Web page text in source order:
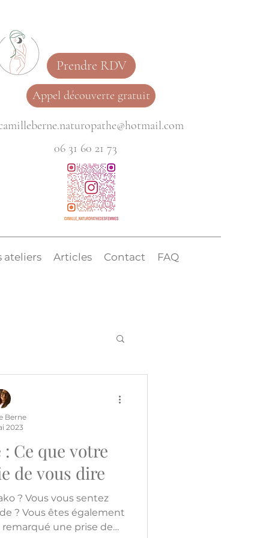
Prendre RDV
Appel découverte gratuit
06 31 60 21 73
ateliers Articles Contact FAQ
Ce que votre
de vous dire
? Vous vous sentez
? Vous êtes également
remarqué une prise de
Berne
2023